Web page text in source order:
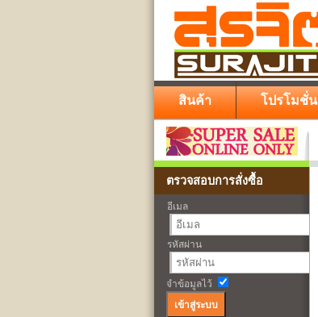
สินค้า โปรโมชั่น
ตรวจสอบการสั่งซื้อ
อีเมล
รหัสผ่าน
จำข้อมูลไว้